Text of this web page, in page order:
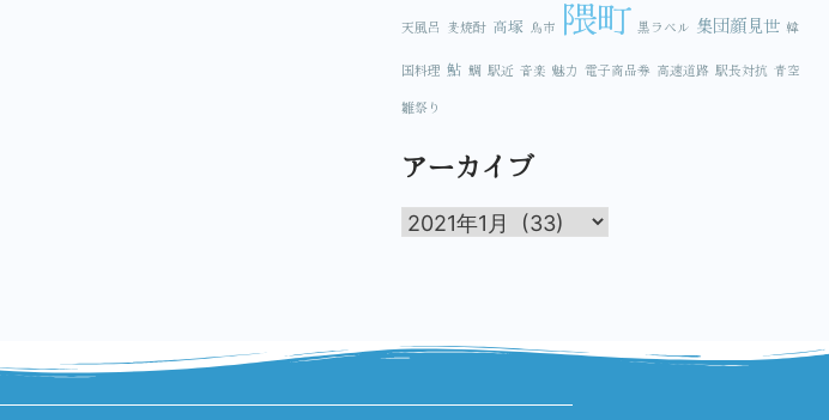
天風呂 麦焼酎 高塚 鳥市 隈町 黒ラベル 集団顔見世 韓
国料理 鮎 鯛 駅近 音楽 魅力 電子商品券 高速道路 駅長対抗 青空
雛祭り
アーカイブ